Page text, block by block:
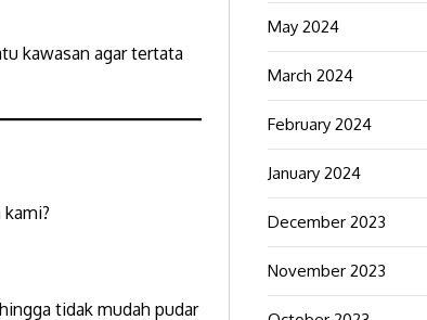
kawasan agar tertata
tidak mudah pudar
May 2024
March 2024
February 2024
January 2024
December 2023
November 2023